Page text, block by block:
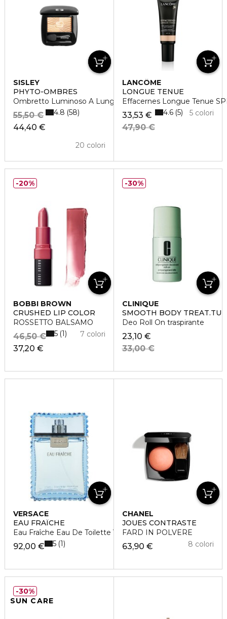
SISLEY
PHYTO-OMBRES
Ombretto Luminoso A Lunga Tenuta
44,40 €
55,50 €
20 colori
4.8 58
LANCÔME
LONGUE TENUE
Effacernes Longue Tenue
33,53 €
47,90 €
5 colori
4.6 5
BOBBI BROWN
CRUSHED LIP COLOR
ROSSETTO BALSAMO
37,20 €
46,50 € 7 colori
5 1
20%
CLINIQUE
SMOOTH BODY TREAT.TU
Deo Roll On traspirante
23,10 €
33,00 €
30%
VERSACE
EAU FRAÎCHE
Eau Fraîche Eau De Toilette Vaporisateur
92,00 € 5 1
CHANEL
JOUES CONTRASTE
FARD IN POLVERE
63,90 € 8 colori
SUN CARE
30%